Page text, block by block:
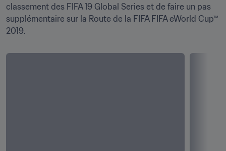
classement des FIFA 19 Global Series et de faire un pas
supplémentaire sur la Route de la FIFA FIFA eWorld Cup™
2019.